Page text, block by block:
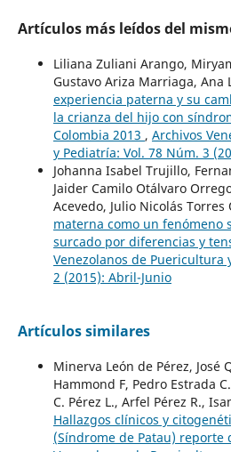
Artículos más leídos del
Liliana Zuliani Arango,
Gustavo Ariza Marriaga, Ana
experiencia paterna y su
la crianza del hijo con
Colombia 2013 , Archivos
y Pediatría: Vol. 78 Núm. 3
Johanna Isabel Trujillo,
Jaider Camilo Otálvaro
Acevedo, Julio Nicolás Torres
materna como un fenómeno
surcado por diferencias y
Venezolanos de Puericultura
2 (2015): Abril-Junio
Artículos similares
Minerva León de Pérez, José
Hammond F, Pedro Estrada
C. Pérez L., Arfel Pérez R.,
Hallazgos clínicos y
(Síndrome de Patau) reporte